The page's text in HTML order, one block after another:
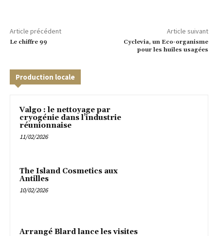
Article précédent
Le chiffre 99
Article suivant
Cyclevia, un Eco-organisme
pour les huiles usagées
Production locale
Valgo : le nettoyage par
cryogénie dans l’industrie
réunionnaise
11/02/2026
The Island Cosmetics aux
Antilles
10/02/2026
Arrangé Blard lance les visites